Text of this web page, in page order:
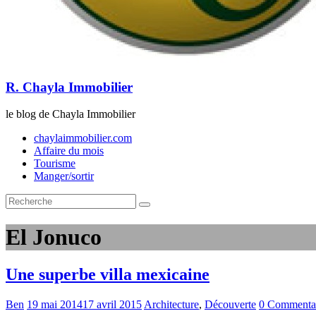
R. Chayla Immobilier
le blog de Chayla Immobilier
chaylaimmobilier.com
Affaire du mois
Tourisme
Manger/sortir
El Jonuco
Une superbe villa mexicaine
Ben 19 mai 201417 avril 2015 Architecture, Découverte 0